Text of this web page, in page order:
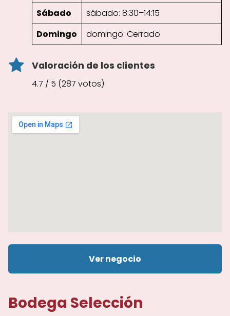
Sábado
sábado: 8:30–14:15
Domingo
domingo: Cerrado
Valoración de los clientes
4.7 / 5 (287 votos)
Ver negocio
Bodega Selección